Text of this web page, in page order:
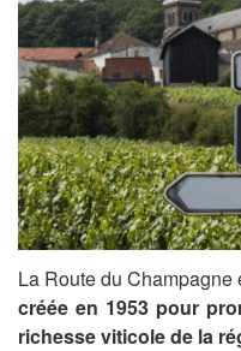
La Route du
créée en 1953 pour
richesse viticole de la